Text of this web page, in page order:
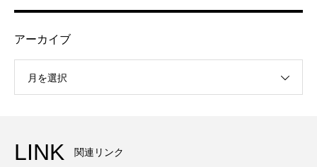
アーカイブ
月を選択
LINK 関連リンク